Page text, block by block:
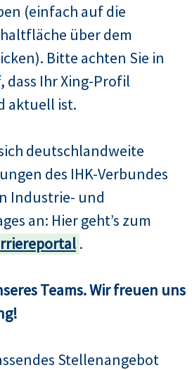
(einfach auf die
über dem
Bitte achten Sie in
dass Ihr Xing-Profil
aktuell ist.
deutschlandweite
des IHK-Verbundes
Industrie- und
an: Hier geht’s zum
.
Teams. Wir freuen uns
Stellenangebot